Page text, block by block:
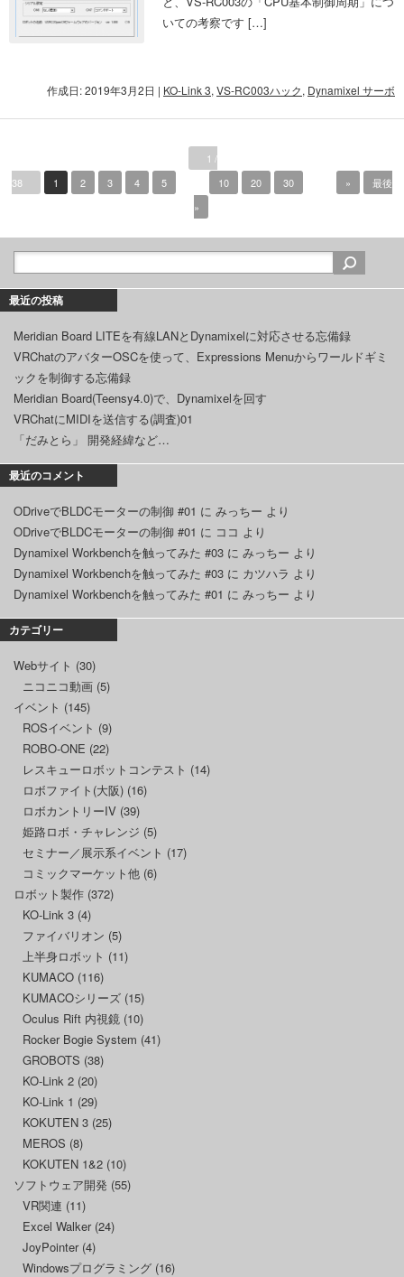
いての考察です […]
作成日: 2019年3月2日 | KO-Link 3, VS-RC003ハック, Dynamixel サーボ
1 /
38
1 2 3 4 5 10 20 30 »
最後
»
最近の投稿
Meridian Board LITEを有線LANとDynamixelに対応させる忘備録
VRChatのアバターOSCを使って、Expressions Menuからワールドギミ
ックを制御する忘備録
Meridian Board(Teensy4.0)で、Dynamixelを回す
VRChatにMIDIを送信する(調査)01
「だみとら」 開発経緯など…
最近のコメント
ODriveでBLDCモーターの制御 #01 に みっちー より
ODriveでBLDCモーターの制御 #01 に ココ より
Dynamixel Workbenchを触ってみた #03 に みっちー より
Dynamixel Workbenchを触ってみた #03 に カツハラ より
Dynamixel Workbenchを触ってみた #01 に みっちー より
カテゴリー
Webサイト (30)
ニコニコ動画 (5)
イベント (145)
ROSイベント (9)
ROBO-ONE (22)
レスキューロボットコンテスト (14)
ロボファイト(大阪) (16)
ロボカントリーIV (39)
姫路ロボ・チャレンジ (5)
セミナー／展示系イベント (17)
コミックマーケット他 (6)
ロボット製作 (372)
KO-Link 3 (4)
ファイバリオン (5)
上半身ロボット (11)
KUMACO (116)
KUMACOシリーズ (15)
Oculus Rift 内視鏡 (10)
Rocker Bogie System (41)
GROBOTS (38)
KO-Link 2 (20)
KO-Link 1 (29)
KOKUTEN 3 (25)
MEROS (8)
KOKUTEN 1&2 (10)
ソフトウェア開発 (55)
VR関連 (11)
Excel Walker(24)
JoyPointer(4)
Windowsプログラミング (16)